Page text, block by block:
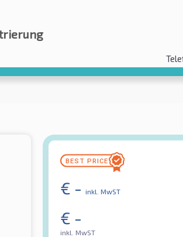
€ - inkl. MwST
€ -
inkl. MwST